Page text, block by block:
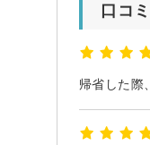
口コミ